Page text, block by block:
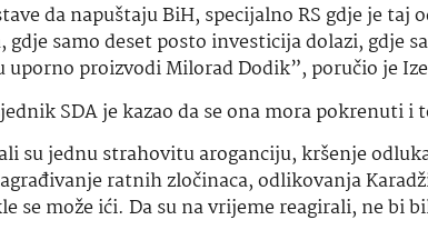
da napuštaju BiH, specijalno RS gdje je taj
samo deset posto investicija dolazi, gdje
proizvodi Milorad Dodik”, poručio je
SDA je kazao da se ona mora pokrenuti i
su jednu strahovitu aroganciju, kršenje
ratnih zločinaca, odlikovanja
se može ići. Da su na vrijeme reagirali, ne bi